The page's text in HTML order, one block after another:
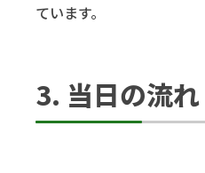
ています。
3. 当日の流れ